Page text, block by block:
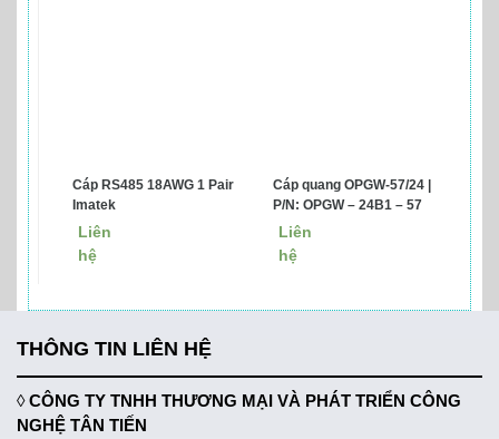
Cáp RS485 18AWG 1 Pair
Imatek
Liên
hệ
Cáp quang OPGW-57/24 |
P/N: OPGW – 24B1 – 57
Liên
hệ
THÔNG TIN LIÊN HỆ
◊CÔNG TY TNHH THƯƠNG MẠI VÀ PHÁT TRIỂN CÔNG
NGHỆ TÂN TIẾN